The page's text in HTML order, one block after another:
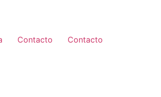
Contacto Contacto